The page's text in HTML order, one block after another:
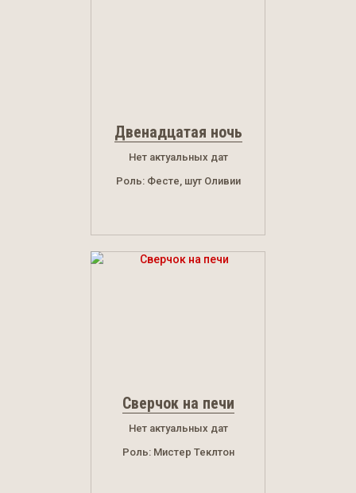
Двенадцатая ночь
Нет актуальных дат
Роль: Фесте, шут Оливии
Сверчок на печи
Нет актуальных дат
Роль: Мистер Теклтон